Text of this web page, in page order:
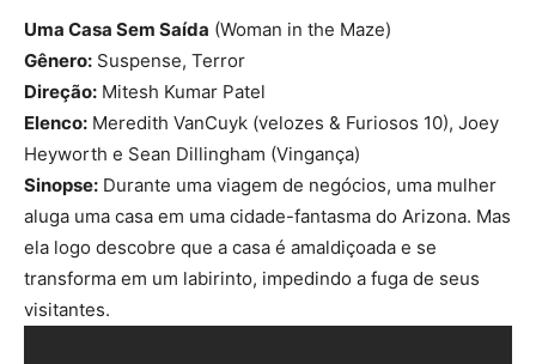
Uma Casa Sem Saída (Woman in the Maze)
Gênero: Suspense, Terror
Direção: Mitesh Kumar Patel
Elenco: Meredith VanCuyk (velozes & Furiosos 10), Joey
Heyworth e Sean Dillingham (Vingança)
Sinopse: Durante uma viagem de negócios, uma mulher
aluga uma casa em uma cidade-fantasma do Arizona. Mas
ela logo descobre que a casa é amaldiçoada e se
transforma em um labirinto, impedindo a fuga de seus
visitantes.